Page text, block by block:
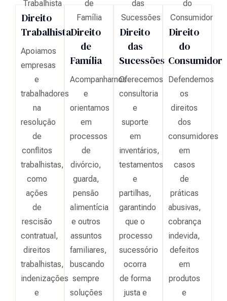
Direito
Trabalhista
Apoiamos
empresas
e
trabalhadores
na
resolução
de
conflitos
trabalhistas,
como
ações
de
rescisão
contratual,
direitos
trabalhistas,
indenizações
e
Direito
de
Família
Acompanhamos
e
orientamos
em
processos
de
divórcio,
guarda,
pensão
alimentícia
e outros
assuntos
familiares,
buscando
sempre
soluções
Direito
das
Sucessões
Oferecemos
consultoria
e
suporte
em
inventários,
testamentos
e
partilhas,
garantindo
que o
processo
sucessório
ocorra
de forma
justa e
Direito
do
Consumidor
Defendemos
os
direitos
dos
consumidores
em
casos
de
práticas
abusivas,
cobrança
indevida,
defeitos
em
produtos
e